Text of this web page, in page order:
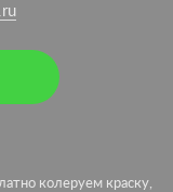
колеруем краску,